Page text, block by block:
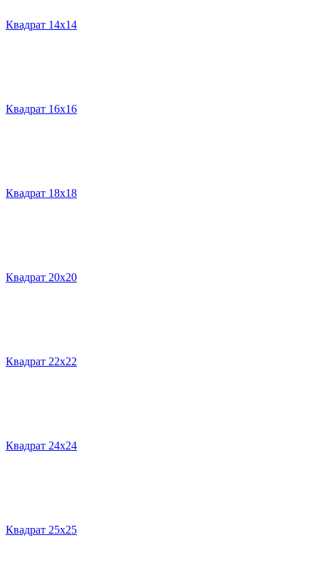
Квадрат 14х14
Квадрат 16х16
Квадрат 18х18
Квадрат 20х20
Квадрат 22х22
Квадрат 24х24
Квадрат 25х25